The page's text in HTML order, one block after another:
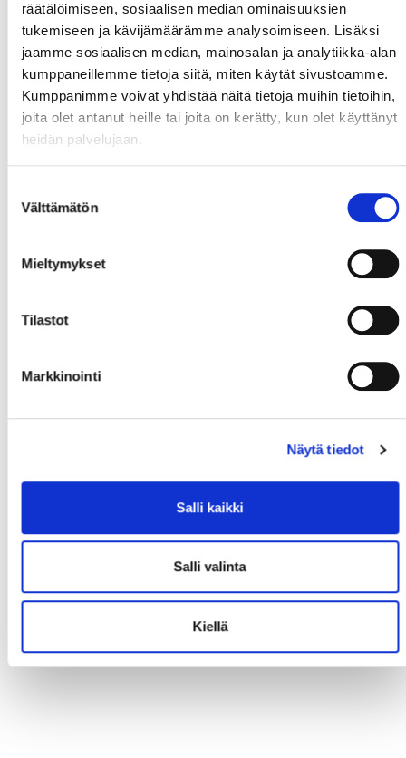
räätälöimiseen, sosiaalisen median ominaisuuksien
tukemiseen ja kävijämäärämme analysoimiseen. Lisäksi
jaamme sosiaalisen median, mainosalan ja analytiikka-alan
kumppaneillemme tietoja siitä, miten käytät sivustoamme.
Kumppanimme voivat yhdistää näitä tietoja muihin tietoihin,
joita olet antanut heille tai joita on kerätty, kun olet käyttänyt
heidän palvelujaan.
valinta
Välttämätön
Mieltymykset
Tilastot
Markkinointi
Näytä tiedot
Salli kaikki
Salli valinta
Kiellä